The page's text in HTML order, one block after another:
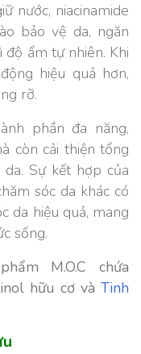
nước, niacinamide
bảo vệ da, ngăn
ẩm tự nhiên. Khi
hiệu quả hơn,
rỡ.
phần đa năng,
còn cải thiện tổng
Sự kết hợp của
sóc da khác có
da hiệu quả, mang
sống.
M.O.C chứa
hữu cơ và Tinh